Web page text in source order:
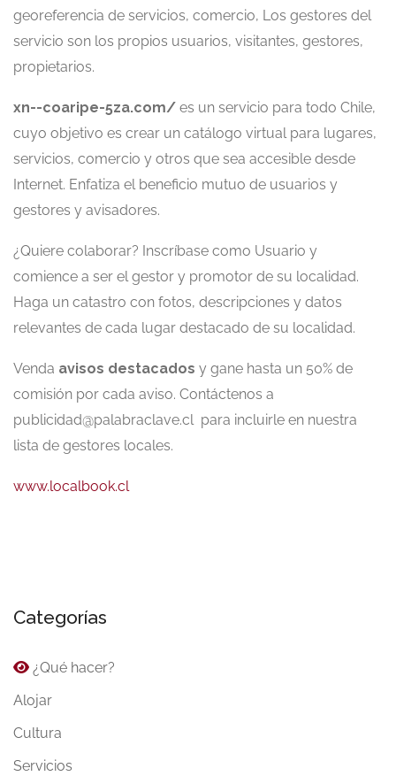
georeferencia de servicios, comercio, Los gestores del
servicio son los propios usuarios, visitantes, gestores,
propietarios.
xn--coaripe-5za.com/ es un servicio para todo Chile,
cuyo objetivo es crear un catálogo virtual para lugares,
servicios, comercio y otros que sea accesible desde
Internet. Enfatiza el beneficio mutuo de usuarios y
gestores y avisadores.
¿Quiere colaborar? Inscríbase como Usuario y
comience a ser el gestor y promotor de su localidad.
Haga un catastro con fotos, descripciones y datos
relevantes de cada lugar destacado de su localidad.
Venda avisos destacados y gane hasta un 50% de
comisión por cada aviso. Contáctenos a
publicidad@palabraclave.cl para incluirle en nuestra
lista de gestores locales.
www.localbook.cl
Categorías
¿Qué hacer?
Alojar
Cultura
Servicios